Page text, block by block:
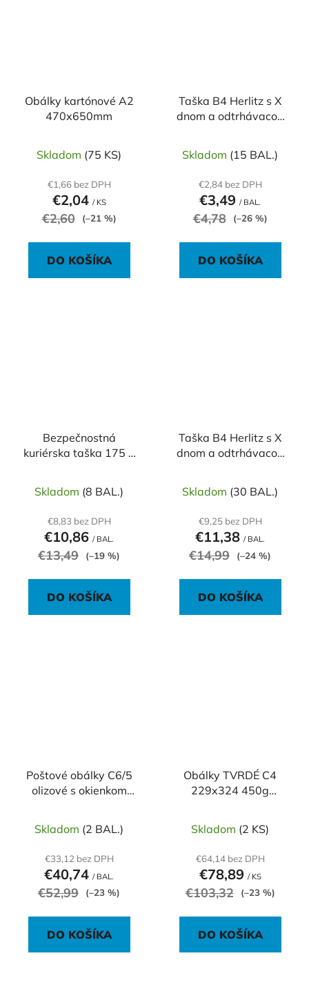
Obálky kartónové A2
470x650mm
Skladom (75 KS)
€1,66 bez DPH
€2,04 / KS
€2,60 (–21 %)
DO KOŠÍKA
Taška B4 Herlitz s X
dnom a odtrhávacou
Skladom (15 BAL.)
€2,84 bez DPH
€3,49 / BAL.
€4,78 (–26 %)
DO KOŠÍKA
Bezpečnostná
kuriérska taška 175 x
Skladom (8 BAL.)
€8,83 bez DPH
€10,86 / BAL.
€13,49 (–19 %)
DO KOŠÍKA
Taška B4 Herlitz s X
dnom a odtrhávacou
Skladom (30 BAL.)
€9,25 bez DPH
€11,38 / BAL.
€14,99 (–24 %)
DO KOŠÍKA
Poštové obálky C6/5
olizové s okienkom
spracovanie, 1000 ks
Skladom (2 BAL.)
€33,12 bez DPH
€40,74 / BAL.
€52,99 (–23 %)
DO KOŠÍKA
Obálky TVRDÉ C4
229x324 450g
Skladom (2 KS)
€64,14 bez DPH
€78,89 / KS
€103,32 (–23 %)
DO KOŠÍKA